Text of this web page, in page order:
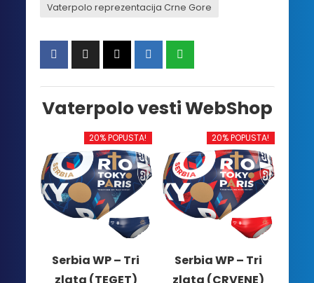
Vaterpolo reprezentacija Crne Gore
Vaterpolo vesti WebShop
20% POPUSTA!
Serbia WP – Tri
20% POPUSTA!
Serbia WP – Tri